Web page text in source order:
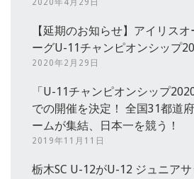
2020年4月29日
【延期のお知らせ】アイリス
ーグU-11チャンピオンシップ
2020年2月29日
「U-11チャンピオンシップ
での開催を決定！ 全国31都道
ームが集結、日本一を競う！
2019年11月11日
栃木SC U-12がU-12 ジュニア